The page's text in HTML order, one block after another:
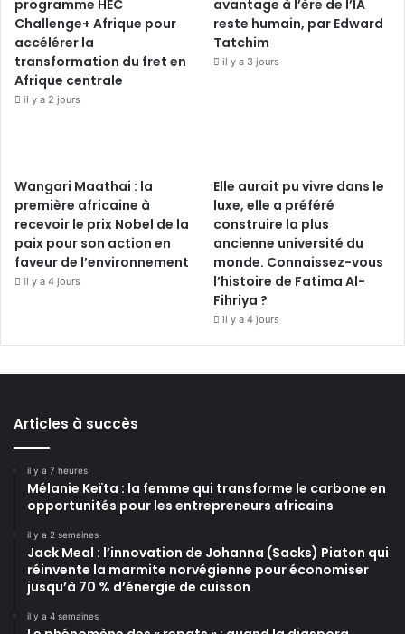
programme HEC
Challenge+ Afrique pour
accélérer la
transformation du fret en
Afrique centrale
il y a 2 jours
avantage à l’ère de l’IA
reste humain, par Edward
Tatchim
il y a 3 jours
Wangari Maathai : la
première africaine à
recevoir le prix Nobel de la
paix pour son action en
faveur de l’environnement
il y a 4 jours
Elle aurait pu vivre dans le
luxe, elle a préféré
construire la plus
ancienne université du
monde. Connaissez-vous
l’histoire de Fatima Al-
Fihriya ?
il y a 4 jours
Articles à succès
il y a 7 heures
Mélanie Keïta : la femme qui transforme le carbone en
opportunités pour les entrepreneurs africains
il y a 2 semaines
Jack Meal : l’innovation de Johanna (Sacks) Piaton qui
réinvente la marmite norvégienne pour économiser
jusqu’à 70 % d’énergie de cuisson
il y a 4 semaines